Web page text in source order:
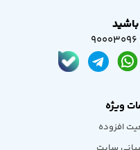
باشید
ویژه
افزوده